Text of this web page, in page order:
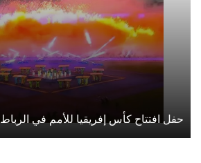
حفل افتتاح كأس إفريقيا للأمم في الرباط